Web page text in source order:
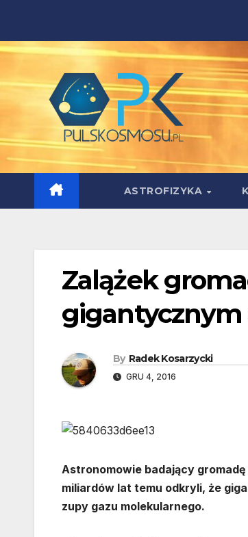
content
ASTROFIZYKA
Zalążek
gigantycznym
By Radek Kosarzycki
GRU 4, 2016
Astronomowie badający
miliardów lat temu odkryli, że
zupy gazu molekularnego.